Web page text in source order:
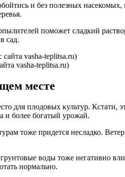
и без полезных
поможет сладкий
сад.
vasha-teplitsa.ru)
месте
для плодовых культур. Кстати,
и более богатый урожай.
тоже придется несладко.
воды тоже негативно
нормально.